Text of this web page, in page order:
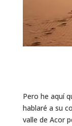
Pero he aquí
hablaré a su
valle de Acor